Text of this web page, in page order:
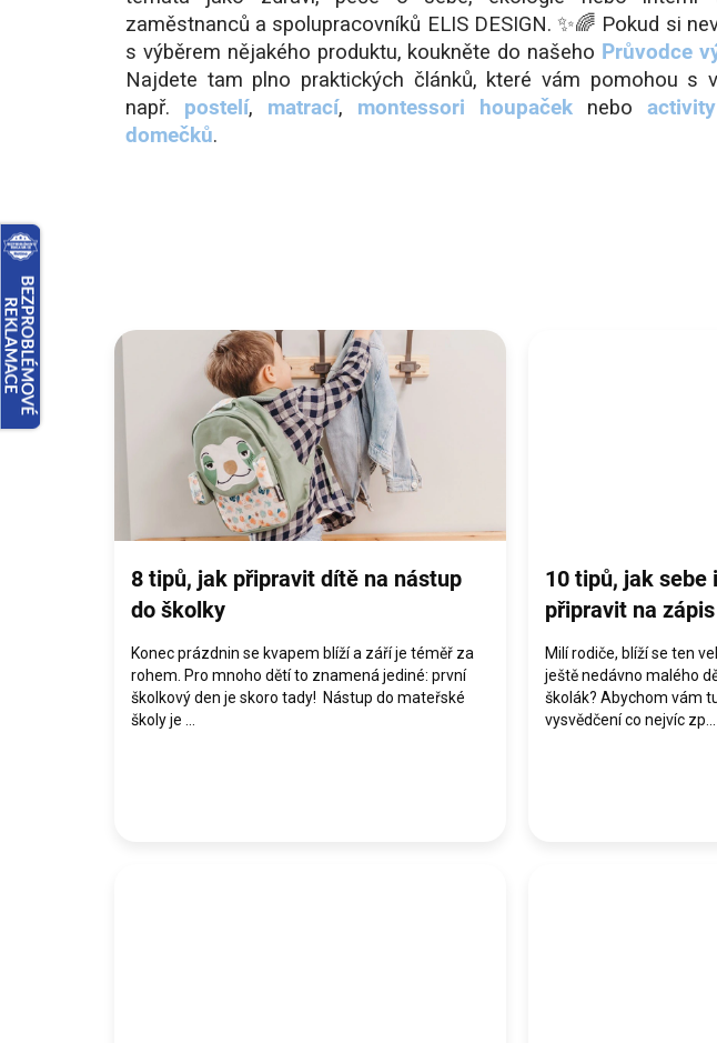
zaměstnanců a spolupracovníků ELIS DESIGN. ✨🌈 Pokud si
s výběrem nějakého produktu, koukněte do našeho Průvodce
Najdete tam plno praktických článků, které vám pomohou s
např. postelí, matrací, montessori houpačeknebo
domečků.
p
ů
8 tipů, jak připravit dítě na nástup
do školky
Konec prázdnin se kvapem blíží a září je téměř za
rohem. Pro mnoho dětí to znamená jediné: první
školkový den je skoro tady! Nástup do mateřské
školy je ...
10 tipů, jak sebe
připravit na
Milí rodiče, blíží se ten
ještě nedávno malého
školák? Abychom vám
vysvědčení co nejvíc zp...